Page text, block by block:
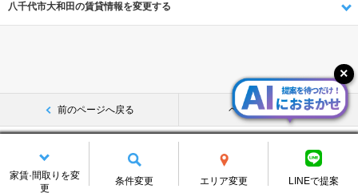
家賃·間取りを変
更
条件変更 エリア変更 LINEで提案
八千代市大和田の賃貸情報を変更する
前のページへ戻る ページの先頭へ
千葉県
大和田の賃貸物件･マンション･アパー